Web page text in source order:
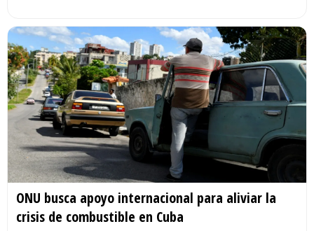
ONU busca apoyo internacional para aliviar la
crisis de combustible en Cuba